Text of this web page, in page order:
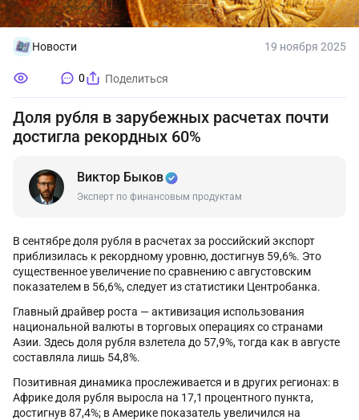
Новости 19 ноября 2025
0 Поделиться
Доля рубля в зарубежных расчетах почти
достигла рекордных 60%
Виктор Быков
Эксперт по финансовым продуктам
В сентябре доля рубля в расчетах за российский экспорт
приблизилась к рекордному уровню, достигнув 59,6%. Это
существенное увеличение по сравнению с августовским
показателем в 56,6%, следует из статистики Центробанка.
Главный драйвер роста — активизация использования
национальной валюты в торговых операциях со странами
Азии. Здесь доля рубля взлетела до 57,9%, тогда как в августе
составляла лишь 54,8%.
Позитивная динамика прослеживается и в других регионах: в
Африке доля рубля выросла на 17,1 процентного пункта,
достигнув 87,4%; в Америке показатель увеличился на